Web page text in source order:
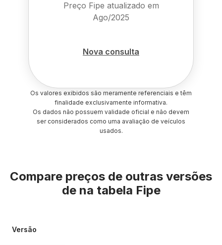
Preço Fipe atualizado em
Ago/2025
Nova consulta
Os valores exibidos são meramente referenciais e têm
finalidade exclusivamente informativa.
Os dados não possuem validade oficial e não devem
ser considerados como uma avaliação de veículos
usados.
Compare preços de outras versões
de na tabela Fipe
Versão